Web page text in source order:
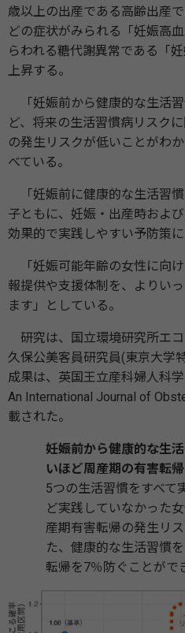
歳以上の出産である高齢出産
どの症状がみられる「妊娠高
らわれる糖代謝異常である「
上昇する。
「妊娠前から健康的な生活
ど、将来の生活習慣病リスク
の発生リスクが低いことがわ
べている。
「妊娠前に健康的な生活習
子ともに、妊娠・出産時およ
効果的で実践しやすい予防策に
「妊娠可能年齢の女性に向
報提供や支援体制を、よりい
ます」としている。
研究は、国立環境研究所エ
久保公美客員研究員(東京大学
成果は、英国王立産科婦人科
An International Journal of
載された。
妊娠前から健康的な生
いほど周産期の有害転
5つの生活習慣をすべて
ど実践していなかった
産期有害転帰の発生リ
た、健康的な生活習慣
転帰を7％防ぐことがで